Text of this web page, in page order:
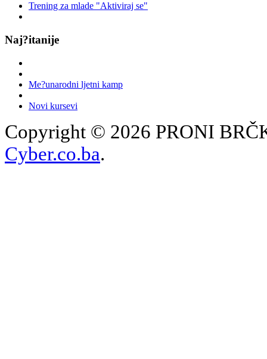
Trening za mlade "Aktiviraj se"
Naj?itanije
Me?unarodni ljetni kamp
Novi kursevi
Copyright © 2026 PRONI
Cyber.co.ba.